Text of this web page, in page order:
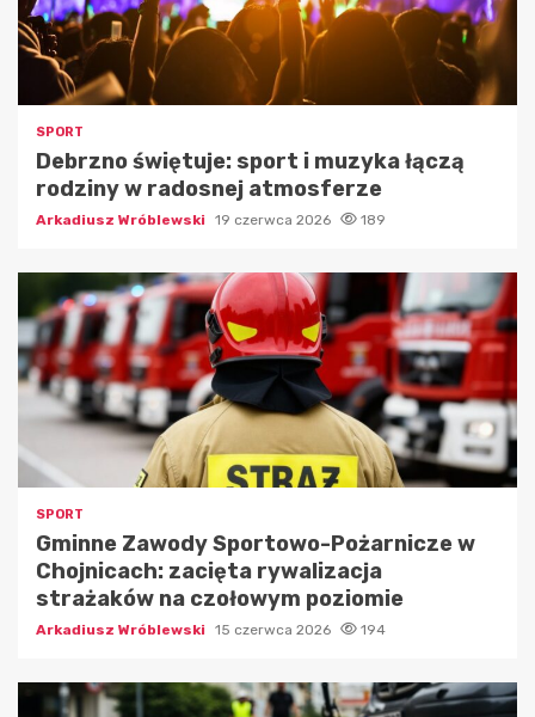
SPORT
Debrzno świętuje: sport i muzyka łączą
rodziny w radosnej atmosferze
Arkadiusz Wróblewski 19 czerwca 2026 189
SPORT
Gminne Zawody Sportowo-Pożarnicze w
Chojnicach: zacięta rywalizacja
strażaków na czołowym poziomie
Arkadiusz Wróblewski 15 czerwca 2026 194